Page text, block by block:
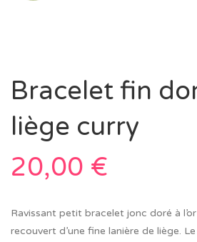
Bracelet fin
liège curry
20,00 €
Ravissant petit bracelet jonc doré à
recouvert d’une fine lanière de liège.